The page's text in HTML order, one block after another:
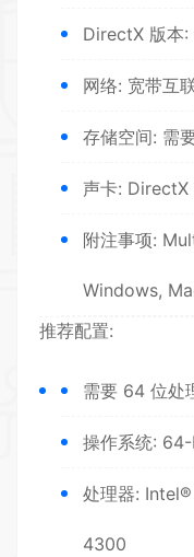
DirectX 版本:
网络: 宽带互
存储空间: 需
声卡:
附注事项:
Windows,
推荐配置:
需要 64 位处
操作系统:
处理器:
4300